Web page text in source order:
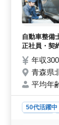
10年以上
を活かし
務に挑戦し
スキルア
自動車整備
正社員・契
年収
青森県
平均年
50代活躍中